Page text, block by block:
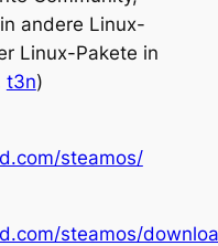
andere Linux-
Linux-Pakete in
t3n)
steamos/
steamos/